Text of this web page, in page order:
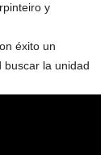
y
éxito un
buscar la unidad